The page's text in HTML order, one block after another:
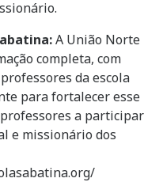
A União Norte
completa, com
da escola
para fortalecer esse
a participar
e missionário dos